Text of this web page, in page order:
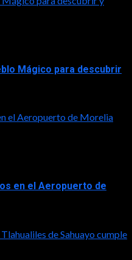
Mágico para descubrir
el Aeropuerto de Morelia
en el Aeropuerto de
de Sahuayo cumple